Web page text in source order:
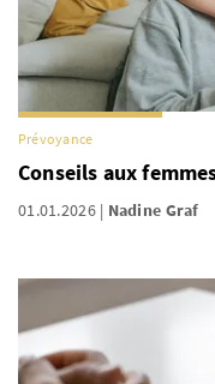
Prévoyance
Conseils aux
01.01.2026 Nadine Graf